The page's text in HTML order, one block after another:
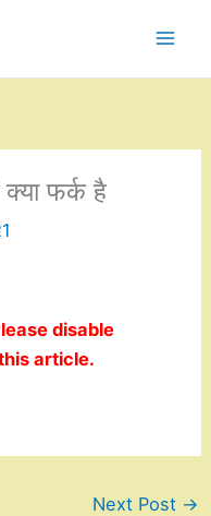
फर्क है
disable
article.
Next Post →